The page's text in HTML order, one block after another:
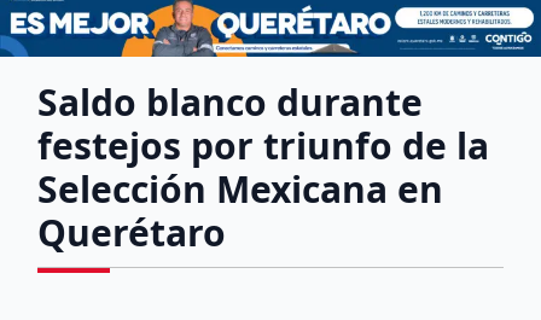
Saldo blanco durante
festejos por triunfo de la
Selección Mexicana en
Querétaro